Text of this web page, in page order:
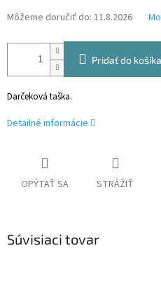
Môžeme doručiť do: 11.8.2026
Pridať do košíka
Darčeková taška.
Detailné informácie
OPÝTAŤ SA STRÁŽIŤ
Súvisiaci tovar